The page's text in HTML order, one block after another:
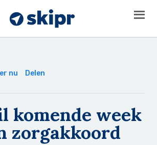
nu Delen
komende week
zorgakkoord